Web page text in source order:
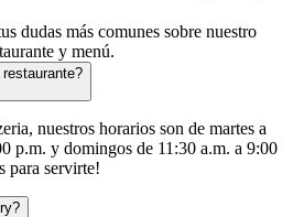
dudas más comunes sobre nuestro
y menú.
nuestros horarios son de martes a
p.m. y domingos de 11:30 a.m. a 9:00
para servirte!